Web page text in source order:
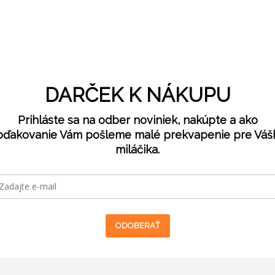
DARČEK K NÁKUPU
Prihláste sa na odber noviniek, nakúpte a ako
Vám pošleme malé prekvapenie pre
miláčika.
ODOBERAŤ